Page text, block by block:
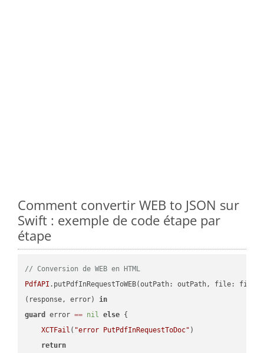
Comment convertir WEB to JSON sur
Swift : exemple de code étape par
étape
// Conversion de WEB en HTML
PdfAPI .putPdfInRequestToWEB(outPath: outPath, file: file.
(response, error) in
guard
error == nil else {
XCTFail ( "error PutPdfInRequestToDoc" )
return